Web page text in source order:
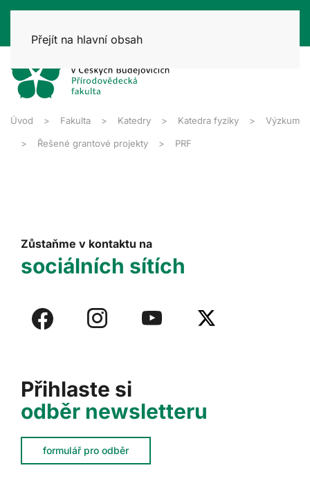
Přejít na hlavní obsah
Úvod Fakulta Katedry Katedra fyziky Výzkum
Řešené grantové projekty PRF
Přihlaste si
odběr newsletteru
formulář pro odběr
Zůstaňme v kontaktu na
sociálních sítích